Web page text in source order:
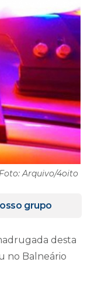
Arquivo/4oito
grupo
desta
no Balneário